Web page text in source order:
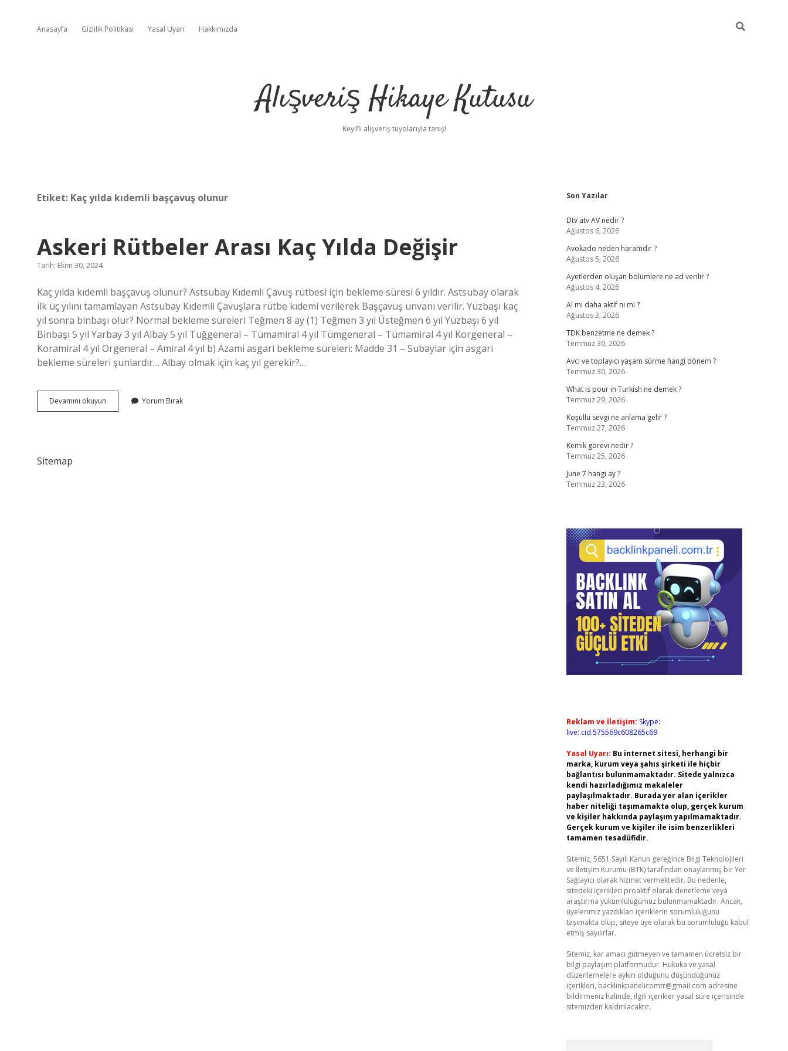
Anasayfa Gizlilik Politikası Yasal Uyarı Hakkımızda
Alışveriş Hikaye Kutusu
Keyifli alışveriş tüyolarıyla tanış!
Etiket: Kaç yılda kıdemli başçavuş olunur
Askeri Rütbeler Arası Kaç Yılda Değişir
Tarih: Ekim 30, 2024
Kaç yılda kıdemli başçavuş olunur? Astsubay Kıdemli Çavuş rütbesi için bekleme süresi 6 yıldır. Astsubay olarak
ilk üç yılını tamamlayan Astsubay Kıdemli Çavuşlara rütbe kıdemi verilerek Başçavuş unvanı verilir. Yüzbaşı kaç
yıl sonra binbaşı olur? Normal bekleme süreleri Teğmen 8 ay (1) Teğmen 3 yıl Üsteğmen 6 yıl Yüzbaşı 6 yıl
Binbaşı 5 yıl Yarbay 3 yıl Albay 5 yıl Tuğgeneral – Tümamiral 4 yıl Tümgeneral – Tümamiral 4 yıl Korgeneral –
Koramiral 4 yıl Orgeneral – Amiral 4 yıl b) Azami asgari bekleme süreleri: Madde 31 – Subaylar için asgari
bekleme süreleri şunlardır… Albay olmak için kaç yıl gerekir?…
Devamını okuyun
Rütbeler
Yorum Bırak
Sitemap
Sidebar
Son Yazılar
Dtv atv AV nedir ?
Ağustos 6, 2026
Avokado neden haramdır ?
Ağustos 5, 2026
Ayetlerden oluşan bölümlere ne ad verilir ?
Ağustos 4, 2026
Al mı daha aktif ni mi ?
Ağustos 3, 2026
TDK benzetme ne demek ?
Temmuz 30, 2026
Avcı ve toplayıcı yaşam sürme hangi dönem ?
Temmuz 30, 2026
What is pour in Turkish ne demek ?
Temmuz 29, 2026
Koşullu sevgi ne anlama gelir ?
Temmuz 27, 2026
Kemik görevi nedir ?
Temmuz 25, 2026
June 7 hangi ay ?
Temmuz 23, 2026
Reklam ve İletişim: Skype:
live:.cid.575569c608265c69
Yasal Uyarı: Bu internet sitesi, herhangi bir
marka, kurum veya şahıs şirketi ile hiçbir
bağlantısı bulunmamaktadır. Sitede yalnızca
kendi hazırladığımız makaleler
paylaşılmaktadır. Burada yer alan içerikler
haber niteliği taşımamakta olup, gerçek kurum
ve kişiler hakkında paylaşım yapılmamaktadır.
Gerçek kurum ve kişiler ile isim benzerlikleri
tamamen tesadüfidir.
Sitemiz, 5651 Sayılı Kanun gereğince Bilgi Teknolojileri
ve İletişim Kurumu (BTK) tarafından onaylanmış bir Yer
Sağlayıcı olarak hizmet vermektedir. Bu nedenle,
sitedeki içerikleri proaktif olarak denetleme veya
araştırma yükümlülüğümüz bulunmamaktadır. Ancak,
üyelerimiz yazdıkları içeriklerin sorumluluğunu
taşımakta olup, siteye üye olarak bu sorumluluğu kabul
etmiş sayılırlar.
Sitemiz, kar amacı gütmeyen ve tamamen ücretsiz bir
bilgi paylaşım platformudur. Hukuka ve yasal
düzenlemelere aykırı olduğunu düşündüğünüz
içerikleri, backlinkpanelicomtr@gmail.com adresine
bildirmeniz halinde, ilgili içerikler yasal süre içerisinde
sitemizden kaldırılacaktır.